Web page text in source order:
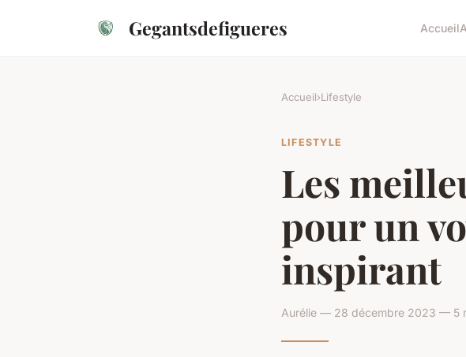
Gegantsdefigueres Accueil
Accueil›Lifestyle
LIFESTYLE
Les
pour un
inspirant
Aurélie — 28 décembre 2023 — 5